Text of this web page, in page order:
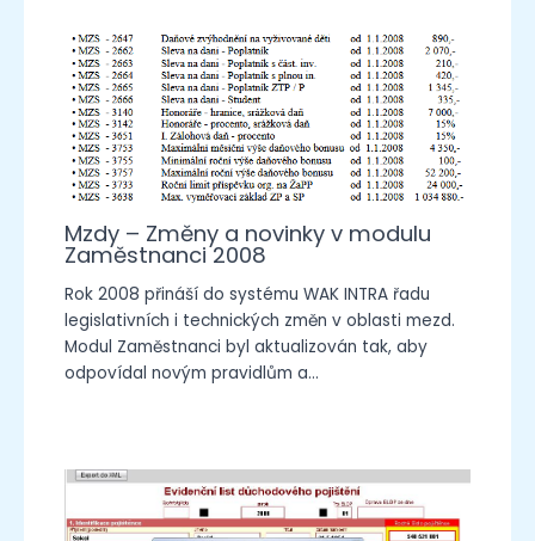
Mzdy – Změny a novinky v modulu
Zaměstnanci 2008
Rok 2008 přináší do systému WAK INTRA řadu
legislativních i technických změn v oblasti mezd.
Modul Zaměstnanci byl aktualizován tak, aby
odpovídal novým pravidlům a…